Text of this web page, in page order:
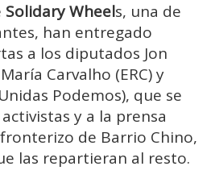
Solidary Wheels, una de
han entregado
a los diputados Jon
Carvalho (ERC) y
Podemos), que se
y a la prensa
de Barrio Chino,
las repartieran al resto.